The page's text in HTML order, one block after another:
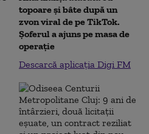
topoare și bâte după un
zvon viral de pe TikTok.
Șoferul a ajuns pe masa de
operație
Descarcă aplicația Digi FM